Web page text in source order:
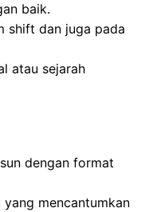
baik.
shift dan juga pada
atau sejarah
dengan format
mencantumkan